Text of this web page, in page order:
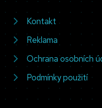
Kontakt
Reklama
Ochrana osobních
Podmínky použití